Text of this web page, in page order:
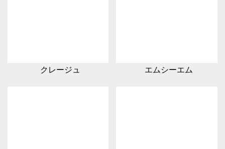
クレージュ エムシーエム